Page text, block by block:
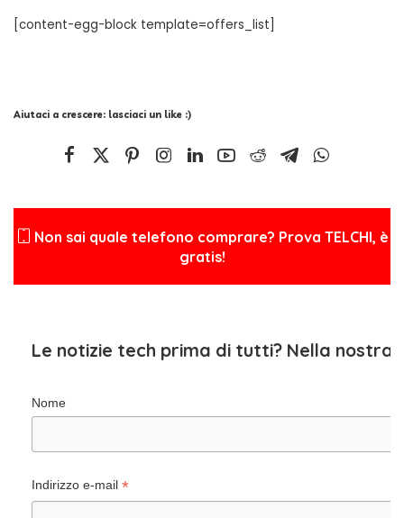
[content-egg-block template=offers_list]
Aiutaci a crescere: lasciaci un like :)
Non sai quale telefono comprare? Prova TELCHI, è
gratis!
Le notizie tech prima di tutti? Nella nostra
Nome
Indirizzo e-mail *